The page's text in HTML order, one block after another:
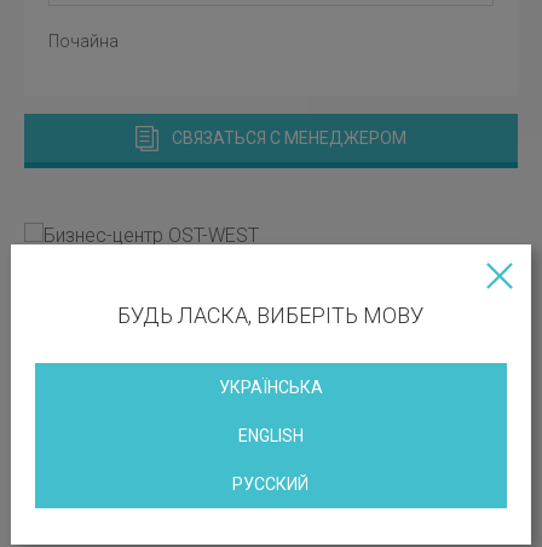
Почайна
СВЯЗАТЬСЯ С МЕНЕДЖЕРОМ
БУДЬ ЛАСКА, ВИБЕРІТЬ МОВУ
УКРАЇНСЬКА
ENGLISH
РУССКИЙ